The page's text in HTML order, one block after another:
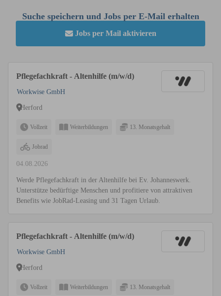
Suche speichern und Jobs per E-Mail erhalten
Jobs per Mail aktivieren
Pflegefachkraft - Altenhilfe (m/w/d)
Workwise GmbH
Herford
Vollzeit Weiterbildungen 13. Monatsgehalt
Jobrad
04.08.2026
Werde Pflegefachkraft in der Altenhilfe bei Ev. Johanneswerk.
Unterstütze bedürftige Menschen und profitiere von attraktiven
Benefits wie JobRad-Leasing und 31 Tagen Urlaub.
Pflegefachkraft - Altenhilfe (m/w/d)
Workwise GmbH
Herford
Vollzeit Weiterbildungen 13. Monatsgehalt